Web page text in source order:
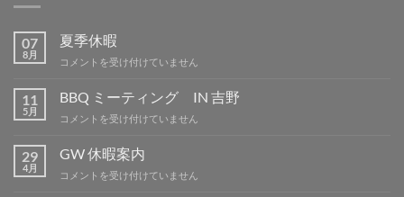
07
8月
夏季休暇
夏
休
暇
は
コメントを受け付けていません
11
5月
BBQ ミーティング IN 吉野
BBQ
ー
テ
ィ
コメントを受け付けていません
29
4月
GW 休暇案内
GW
コメントを受け付けていません